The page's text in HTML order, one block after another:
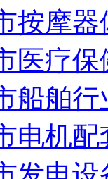
按摩
医疗
船舶行
电机